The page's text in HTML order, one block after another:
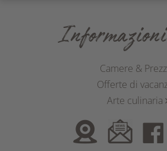
Camere &
Offerte di
Arte culinaria